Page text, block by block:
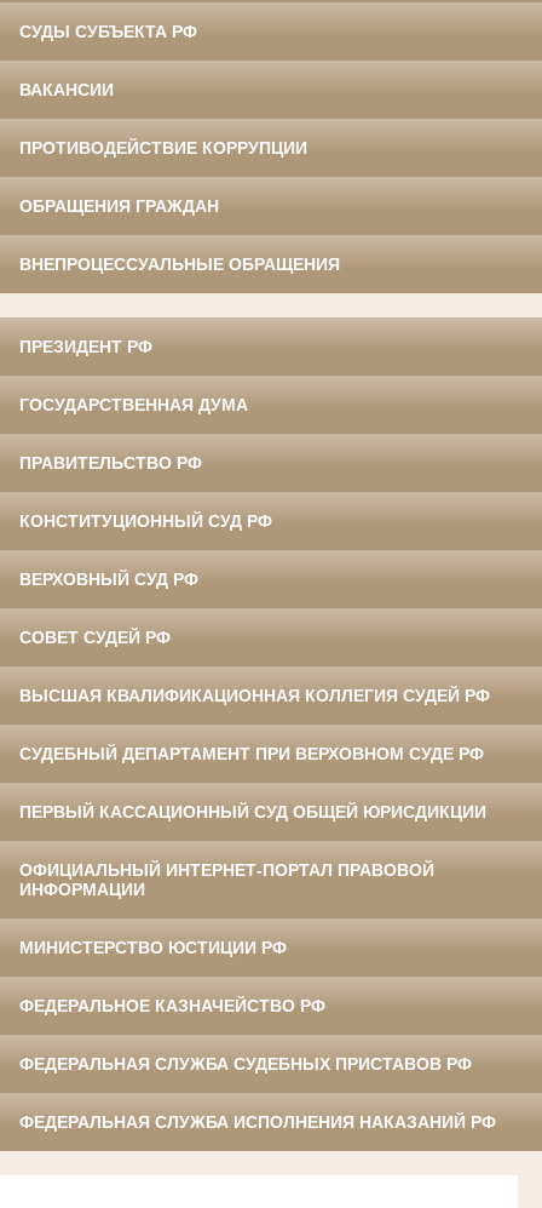
СУДЫ СУБЪЕКТА РФ
ВАКАНСИИ
ПРОТИВОДЕЙСТВИЕ КОРРУПЦИИ
ОБРАЩЕНИЯ ГРАЖДАН
ВНЕПРОЦЕССУАЛЬНЫЕ ОБРАЩЕНИЯ
ПРЕЗИДЕНТ РФ
ГОСУДАРСТВЕННАЯ ДУМА
ПРАВИТЕЛЬСТВО РФ
КОНСТИТУЦИОННЫЙ СУД РФ
ВЕРХОВНЫЙ СУД РФ
СОВЕТ СУДЕЙ РФ
ВЫСШАЯ КВАЛИФИКАЦИОННАЯ КОЛЛЕГИЯ СУДЕЙ РФ
СУДЕБНЫЙ ДЕПАРТАМЕНТ ПРИ ВЕРХОВНОМ СУДЕ РФ
ПЕРВЫЙ КАССАЦИОННЫЙ СУД ОБЩЕЙ ЮРИСДИКЦИИ
ОФИЦИАЛЬНЫЙ ИНТЕРНЕТ-ПОРТАЛ ПРАВОВОЙ
ИНФОРМАЦИИ
МИНИСТЕРСТВО ЮСТИЦИИ РФ
ФЕДЕРАЛЬНОЕ КАЗНАЧЕЙСТВО РФ
ФЕДЕРАЛЬНАЯ СЛУЖБА СУДЕБНЫХ ПРИСТАВОВ РФ
ФЕДЕРАЛЬНАЯ СЛУЖБА ИСПОЛНЕНИЯ НАКАЗАНИЙ РФ